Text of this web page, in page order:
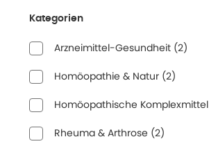
Kategorien
Arzneimittel-Gesundheit (2)
Homöopathie & Natur (2)
Homöopathische Komplexmittel
Rheuma & Arthrose (2)